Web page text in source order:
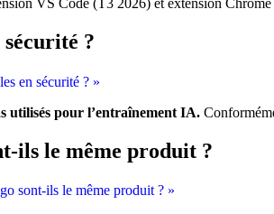
sécurité ?
en sécurité ? »
utilisés pour l’entraînement IA.
ils le même produit ?
sont-ils le même produit ? »